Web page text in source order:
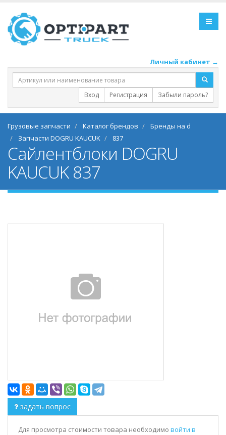
Личный кабинет →
Вход Регистрация Забыли пароль?
Грузовые запчасти Каталог брендов
Бренды на d
Запчасти DOGRU KAUCUK
837
Сайлентблоки DOGRU
KAUCUK 837
задать вопрос
Для просмотра стоимости товара необходимо войти в